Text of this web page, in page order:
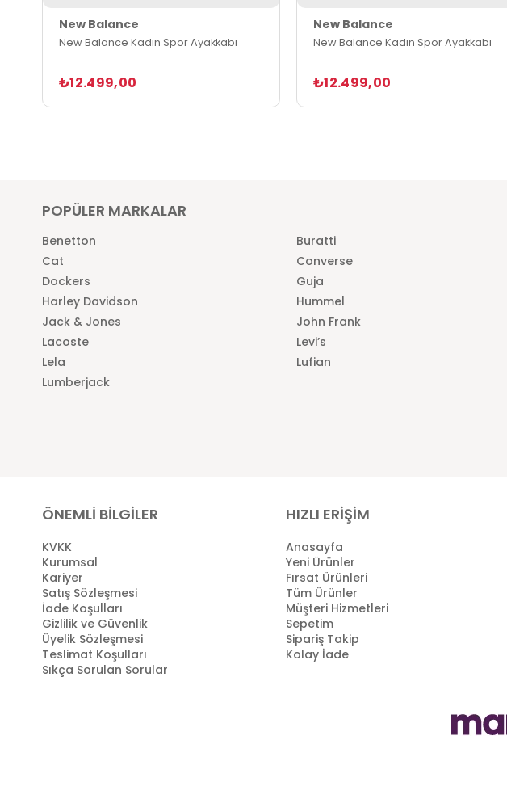
New Balance
New Balance Kadın Spor Ayakkabı
₺12.499,00
New Balance
New Balance Kadın Spor Ayakkabı
₺12.499,00
POPÜLER MARKALAR
Benetton
Buratti
Cat
Converse
Dockers
Guja
Harley Davidson
Hummel
Jack & Jones
John Frank
Lacoste
Levi’s
Lela
Lufian
Lumberjack
ÖNEMLİ BİLGİLER
KVKK
Kurumsal
Kariyer
Satış Sözleşmesi
İade Koşulları
Gizlilik ve Güvenlik
Üyelik Sözleşmesi
Teslimat Koşulları
Sıkça Sorulan Sorular
HIZLI ERİŞİM
Anasayfa
Yeni Ürünler
Fırsat Ürünleri
Tüm Ürünler
Müşteri Hizmetleri
Sepetim
Sipariş Takip
Kolay İade